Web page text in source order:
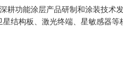
功能涂层产品研制和涂装技
结构板、激光终端、星敏感器